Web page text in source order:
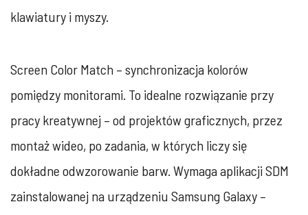
klawiatury i myszy.
Screen Color Match – synchronizacja kolorów
pomiędzy monitorami. To idealne rozwiązanie przy
pracy kreatywnej – od projektów graficznych, przez
montaż wideo, po zadania, w których liczy się
dokładne odwzorowanie barw. Wymaga aplikacji SDM
zainstalowanej na urządzeniu Samsung Galaxy –